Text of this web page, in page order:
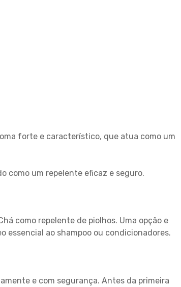
forte e característico, que atua como um
como um repelente eficaz e seguro.
como repelente de piolhos. Uma opção e
essencial ao shampoo ou condicionadores.
e com segurança. Antes da primeira